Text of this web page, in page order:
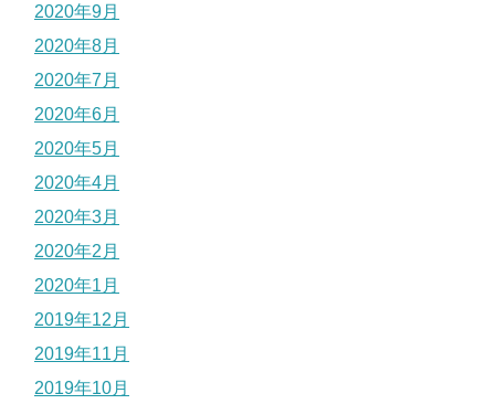
2020年9月
2020年8月
2020年7月
2020年6月
2020年5月
2020年4月
2020年3月
2020年2月
2020年1月
2019年12月
2019年11月
2019年10月